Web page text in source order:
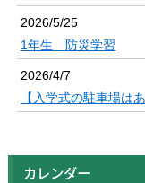
2026/5/25
1年生 防災学習
2026/4/7
【入学式の駐車場は
カレンダー